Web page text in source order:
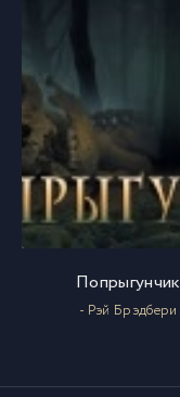
Попрыгунчик
- Рэй Брэдбери